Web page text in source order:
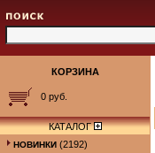
КОРЗИНА
0 руб.
КАТАЛОГ
НОВИНКИ (2192)